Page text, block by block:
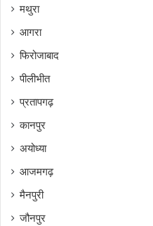
मथुरा
आगरा
फिरोजाबाद
पीलीभीत
प्रतापगढ़
कानपुर
अयोध्या
आजमगढ़
मैनपुरी
जौनपुर